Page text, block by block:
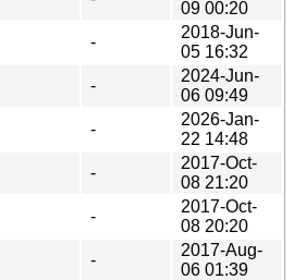
09 00:20
-
2018-Jun-
05 16:32
-
2024-Jun-
06 09:49
-
2026-Jan-
22 14:48
-
2017-Oct-
08 21:20
-
2017-Oct-
08 20:20
-
2017-Aug-
06 01:39